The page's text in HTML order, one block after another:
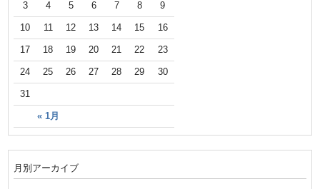
« 1月
3 4 5 6 7 8 9
10 11 12 13 14 15 16
17 18 19 20 21 22 23
24 25 26 27 28 29 30
31
月別アーカイブ